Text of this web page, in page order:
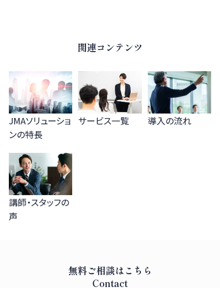
関連コンテンツ
JMAソリューショ
ンの特長
サービス一覧 導入の流れ
講師・スタッフの
声
無料ご相談はこちら
Contact